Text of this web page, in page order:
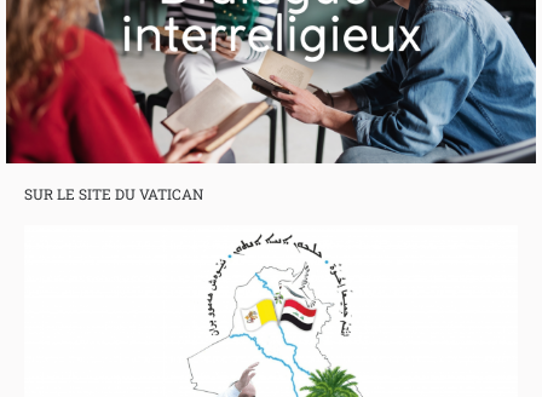
SUR LE SITE DU VATICAN